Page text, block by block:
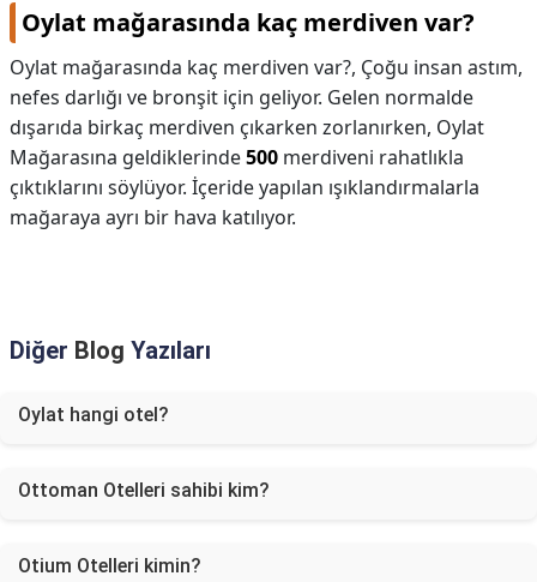
Oylat mağarasında kaç merdiven var?
Oylat mağarasında kaç merdiven var?, Çoğu insan astım,
nefes darlığı ve bronşit için geliyor. Gelen normalde
dışarıda birkaç merdiven çıkarken zorlanırken, Oylat
Mağarasına geldiklerinde500 merdiveni rahatlıkla
çıktıklarını söylüyor. İçeride yapılan ışıklandırmalarla
mağaraya ayrı bir hava katılıyor.
Diğer Blog Yazıları
Oylat hangi otel?
Ottoman Otelleri sahibi kim?
Otium Otelleri kimin?